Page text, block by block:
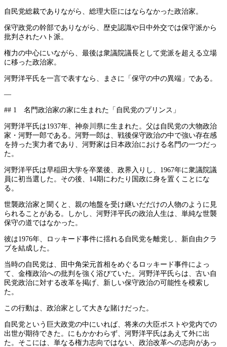
自民党総裁でありながら、総理大臣にはならなかった政治家。
保守政党の幹部でありながら、歴史認識や日中外交では保守派から
批判されたハト派。
権力の中心にいながら、最後は衆議院議長として党派を超える立場
に移った政治家。
河野洋平氏を一言で表すなら、まさに「保守の中の異端」である。
—
## 1 名門政治家の家に生まれた「自民党のプリンス」
河野洋平氏は1937年、神奈川県に生まれた。父は自民党の大物政治
家・河野一郎である。河野一郎は、戦後保守政治の中で強い存在感
を持った実力者であり、河野家は日本政治における名門の一つだっ
た。
河野洋平氏は早稲田大学を卒業後、政界入りし、1967年に衆議院議
員に初当選した。その後、14期にわたり国政に身を置くことにな
る。
世襲政治家と聞くと、親の地盤を受け継いだだけの人物のように見
られることがある。しかし、河野洋平氏の政治人生は、単純な世襲
保守の道ではなかった。
彼は1976年、ロッキード事件に揺れる自民党を離党し、新自由クラ
ブを結成した。
当時の自民党は、田中角栄元首相をめぐるロッキード事件によっ
て、金権政治への批判を強く浴びていた。河野洋平氏らは、古い自
民党政治に対する改革を掲げ、新しい保守政治の可能性を模索し
た。
この行動は、政治家として大きな賭けだった。
自民党という巨大政党の中にいれば、将来の大臣ポストや党内での
出世が期待できた。にもかかわらず、河野洋平氏はあえて外に出
た。そこには、単なる権力志向ではない、政治改革への志向があっ